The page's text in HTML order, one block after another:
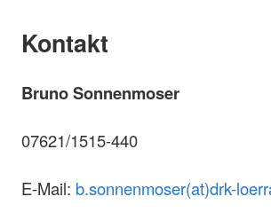
Kontakt
Bruno Sonnenmoser
07621/1515-440
E-Mail: b.sonnenmoser(at)drk-